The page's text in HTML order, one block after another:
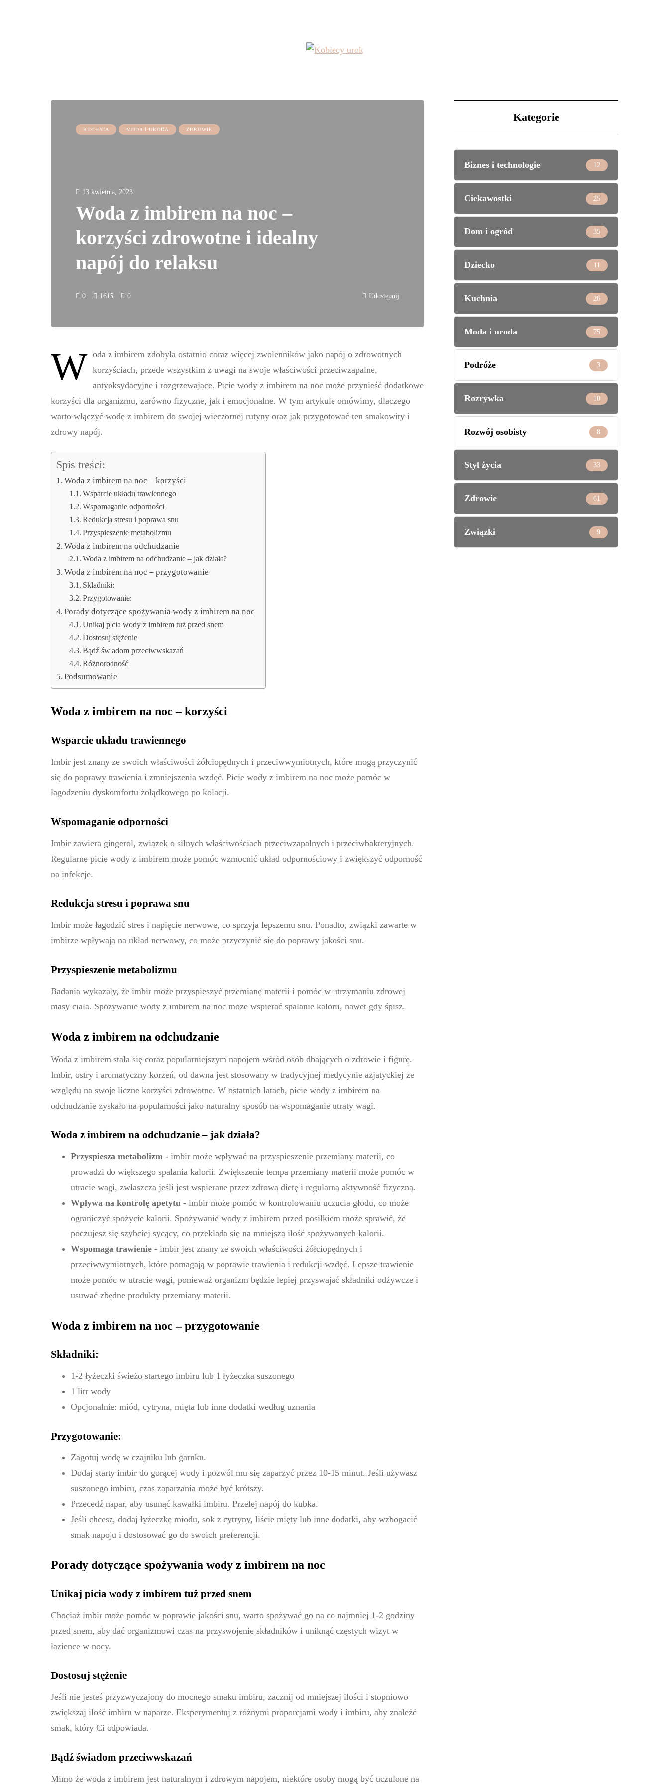
KUCHNIA MODA I URODA ZDROWIE
13 kwietnia, 2023
Woda z imbirem na noc –
korzyści zdrowotne i idealny
napój do relaksu
0 1615 0 Udostępnij
W oda z imbirem zdobyła ostatnio coraz więcej zwolenników jako napój o zdrowotnych
korzyściach, przede wszystkim z uwagi na swoje właściwości przeciwzapalne,
antyoksydacyjne i rozgrzewające. Picie wody z imbirem na noc może przynieść dodatkowe
korzyści dla organizmu, zarówno fizyczne, jak i emocjonalne. W tym artykule omówimy, dlaczego
warto włączyć wodę z imbirem do swojej wieczornej rutyny oraz jak przygotować ten smakowity i
zdrowy napój.
Spis treści:
Woda z imbirem na noc – korzyści
Wsparcie układu trawiennego
Wspomaganie odporności
Redukcja stresu i poprawa snu
Przyspieszenie metabolizmu
Woda z imbirem na odchudzanie
Woda z imbirem na odchudzanie – jak działa?
Woda z imbirem na noc – przygotowanie
Składniki:
Przygotowanie:
Porady dotyczące spożywania wody z imbirem na noc
Unikaj picia wody z imbirem tuż przed snem
Dostosuj stężenie
Bądź świadom przeciwwskazań
Różnorodność
Podsumowanie
Woda z imbirem na noc – korzyści
Wsparcie układu trawiennego
Imbir jest znany ze swoich właściwości żółciopędnych i przeciwwymiotnych, które mogą przyczynić
się do poprawy trawienia i zmniejszenia wzdęć. Picie wody z imbirem na noc może pomóc w
łagodzeniu dyskomfortu żołądkowego po kolacji.
Wspomaganie odporności
Imbir zawiera gingerol, związek o silnych właściwościach przeciwzapalnych i przeciwbakteryjnych.
Regularne picie wody z imbirem może pomóc wzmocnić układ odpornościowy i zwiększyć odporność
na infekcje.
Redukcja stresu i poprawa snu
Imbir może łagodzić stres i napięcie nerwowe, co sprzyja lepszemu snu. Ponadto, związki zawarte w
imbirze wpływają na układ nerwowy, co może przyczynić się do poprawy jakości snu.
Przyspieszenie metabolizmu
Badania wykazały, że imbir może przyspieszyć przemianę materii i pomóc w utrzymaniu zdrowej
masy ciała. Spożywanie wody z imbirem na noc może wspierać spalanie kalorii, nawet gdy śpisz.
Woda z imbirem na odchudzanie
Woda z imbirem stała się coraz popularniejszym napojem wśród osób dbających o zdrowie i figurę.
Imbir, ostry i aromatyczny korzeń, od dawna jest stosowany w tradycyjnej medycynie azjatyckiej ze
względu na swoje liczne korzyści zdrowotne. W ostatnich latach, picie wody z imbirem na
odchudzanie zyskało na popularności jako naturalny sposób na wspomaganie utraty wagi.
Woda z imbirem na odchudzanie – jak działa?
Przyspiesza metabolizm - imbir może wpływać na przyspieszenie przemiany materii, co
prowadzi do większego spalania kalorii. Zwiększenie tempa przemiany materii może pomóc w
utracie wagi, zwłaszcza jeśli jest wspierane przez zdrową dietę i regularną aktywność fizyczną.
Wpływa na kontrolę apetytu - imbir może pomóc w kontrolowaniu uczucia głodu, co może
ograniczyć spożycie kalorii. Spożywanie wody z imbirem przed posiłkiem może sprawić, że
poczujesz się szybciej sycący, co przekłada się na mniejszą ilość spożywanych kalorii.
Wspomaga trawienie - imbir jest znany ze swoich właściwości żółciopędnych i
przeciwwymiotnych, które pomagają w poprawie trawienia i redukcji wzdęć. Lepsze trawienie
może pomóc w utracie wagi, ponieważ organizm będzie lepiej przyswajać składniki odżywcze i
usuwać zbędne produkty przemiany materii.
Woda z imbirem na noc – przygotowanie
Składniki:
1-2 łyżeczki świeżo startego imbiru lub 1 łyżeczka suszonego
1 litr wody
Opcjonalnie: miód, cytryna, mięta lub inne dodatki według uznania
Przygotowanie:
Zagotuj wodę w czajniku lub garnku.
Dodaj starty imbir do gorącej wody i pozwól mu się zaparzyć przez 10-15 minut. Jeśli używasz
suszonego imbiru, czas zaparzania może być krótszy.
Przecedź napar, aby usunąć kawałki imbiru. Przelej napój do kubka.
Jeśli chcesz, dodaj łyżeczkę miodu, sok z cytryny, liście mięty lub inne dodatki, aby wzbogacić
smak napoju i dostosować go do swoich preferencji.
Porady dotyczące spożywania wody z imbirem na noc
Unikaj picia wody z imbirem tuż przed snem
Chociaż imbir może pomóc w poprawie jakości snu, warto spożywać go na co najmniej 1-2 godziny
przed snem, aby dać organizmowi czas na przyswojenie składników i uniknąć częstych wizyt w
łazience w nocy.
Dostosuj stężenie
Jeśli nie jesteś przyzwyczajony do mocnego smaku imbiru, zacznij od mniejszej ilości i stopniowo
zwiększaj ilość imbiru w naparze. Eksperymentuj z różnymi proporcjami wody i imbiru, aby znaleźć
smak, który Ci odpowiada.
Bądź świadom przeciwwskazań
Mimo że woda z imbirem jest naturalnym i zdrowym napojem, niektóre osoby mogą być uczulone na
Kategorie
Biznes i technologie 12
Ciekawostki 25
Dom i ogród 35
Dziecko 11
Kuchnia 26
Moda i uroda 75
Podróże 3
Rozrywka 10
Rozwój osobisty 8
Styl życia 33
Zdrowie 61
Związki 9